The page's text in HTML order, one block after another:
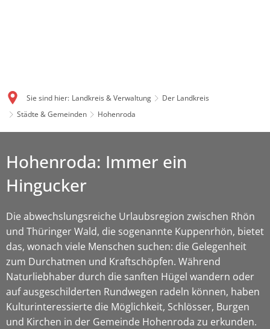
Sie sind hier: Landkreis & Verwaltung
Der Landkreis
Städte & Gemeinden
Hohenroda
Hohenroda: Immer ein
Hingucker
Die abwechslungsreiche Urlaubsregion zwischen Rhön
und Thüringer Wald, die sogenannte Kuppenrhön, bietet
das, wonach viele Menschen suchen: die Gelegenheit
zum Durchatmen und Kraftschöpfen. Während
Naturliebhaber durch die sanften Hügel wandern oder
auf ausgeschilderten Rundwegen radeln können, haben
Kulturinteressierte die Möglichkeit, Schlösser, Burgen
und Kirchen in der Gemeinde Hohenroda zu erkunden.